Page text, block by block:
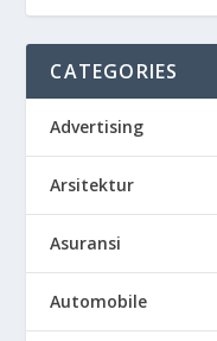
CATEGORIES
Advertising
Arsitektur
Asuransi
Automobile